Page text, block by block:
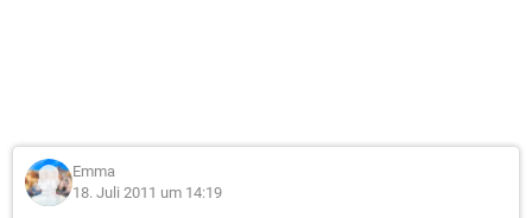
Emma
18. Juli 2011 um 14:19